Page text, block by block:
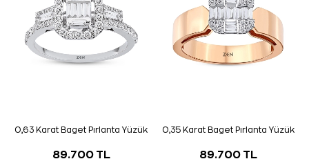
0,63 Karat Baget Pırlanta Yüzük
89.700 TL
0,35 Karat Baget Pırlanta Yüzük
89.700 TL